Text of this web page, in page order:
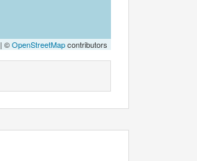
| ©OpenStreetMapcontributors